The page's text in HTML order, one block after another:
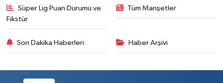
Süper Lig Puan Durumu ve
Fikstür
Tüm Manşetler
Son Dakika Haberleri Haber Arşivi